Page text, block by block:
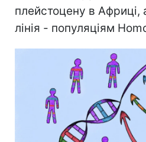
плейстоцену в Африці,
лінія - популяціям